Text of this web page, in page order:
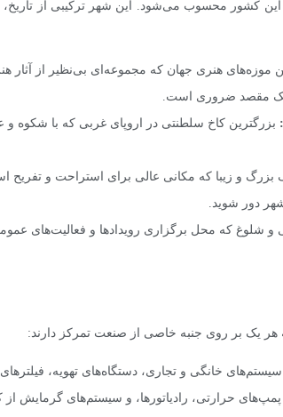
این کشور محسوب می‌شود. این شهر ترکیبی از
موزه‌های هنری جهان که مجموعه‌ای بی‌نظیر از آثار
یک مقصد ضروری است.
بزرگترین کاخ سلطنتی در اروپای غربی که با شکوه و
بزرگ و زیبا که مکانی عالی برای استراحت و تفریح
دور شوید.
و شلوغ که محل برگزاری رویدادها و فعالیت‌های
خانگی و تجاری، دستگاه‌های تهویه،
پمپ‌های حرارتی، رادیاتورها، و سیستم‌های گرمایش